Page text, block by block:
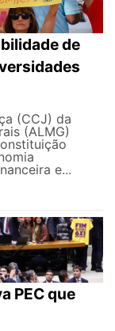
de
(CCJ) da
(ALMG)
e...
PEC que